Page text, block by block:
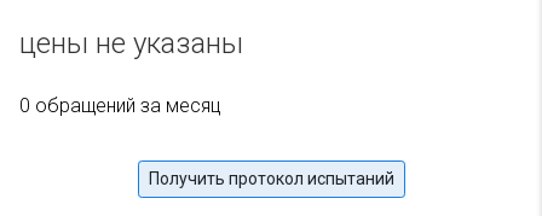
цены не указаны
0 обращений за месяц
Получить протокол испытаний